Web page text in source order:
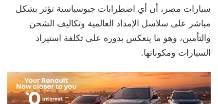
سيارات مصر، أن أي اضطرابات جيوسياسية تؤثر بشكل
مباشر على سلاسل الإمداد العالمية وتكاليف الشحن
والتأمين، وهو ما ينعكس بدوره على تكلفة استيراد
السيارات ومكوناتها.